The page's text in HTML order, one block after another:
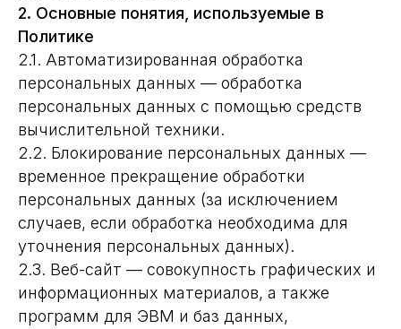
2. Основные понятия, используемые в
Политике
2.1. Автоматизированная обработка
персональных данных — обработка
персональных данных с помощью средств
вычислительной техники.
2.2. Блокирование персональных данных —
временное прекращение обработки
персональных данных (за исключением
случаев, если обработка необходима для
уточнения персональных данных).
2.3. Веб-сайт — совокупность графических и
информационных материалов, а также
программ для ЭВМ и баз данных,